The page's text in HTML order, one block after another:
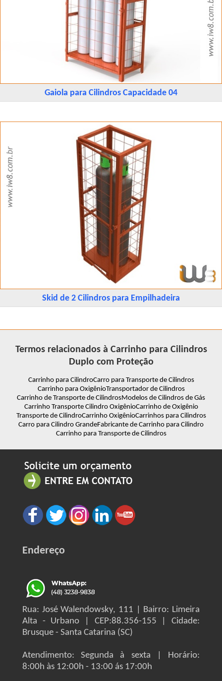
Gaiola para Cilindros Capacidade 04
Skid de 2 Cilindros para Empilhadeira
Termos relacionados à Carrinho para Cilindros
Duplo com Proteção
Carrinho para CilindroCarro para Transporte de Cilindros
Carrinho para OxigênioTransportador de Cilindros
Carrinho de Transporte de CilindrosModelos de Cilindros de Gás
Carrinho Transporte Cilindro OxigênioCarrinho de Oxigênio
Transporte de CilindroCarrinho OxigênioCarrinhos para Cilindros
Carro para Cilindro GrandeFabricante de Carrinho para Cilindro
Carrinho para Transporte de Cilindros
Endereço
Rua: José Walendowsky, 111 | Bairro: Limeira
Alta - Urbano | CEP:88.356-155 | Cidade:
Brusque - Santa Catarina (SC)
Atendimento: Segunda à sexta | Horário:
8:00h às 12:00h - 13:00 ás 17:00h